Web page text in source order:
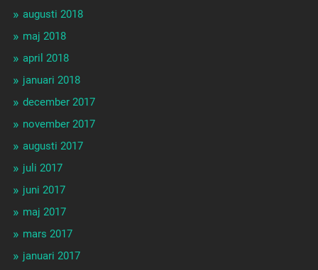
augusti 2018
maj 2018
april 2018
januari 2018
december 2017
november 2017
augusti 2017
juli 2017
juni 2017
maj 2017
mars 2017
januari 2017